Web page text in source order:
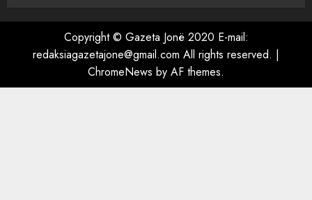
Tritol lokalit të Noizyt në
Durrës!
AUGUST 8, 2026
Copyright © Gazeta Jonë 2020 E-mail:
redaksiagazetajone@gmail.com All rights reserved. |
ChromeNews by AF themes.